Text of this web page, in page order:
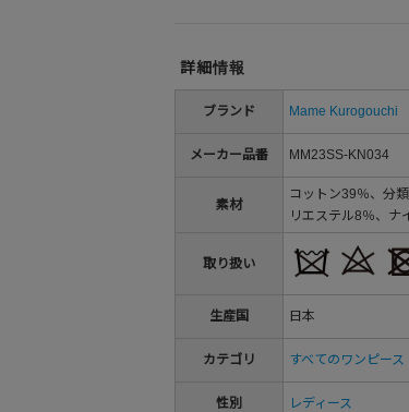
詳細情報
ブランド Mame Kurogouchi
メーカー品番 MM23SS-KN034
素材
コットン39％、分
リエステル8％、ナ
取り扱い
生産国 日本
カテゴリ すべてのワンピース
性別 レディース